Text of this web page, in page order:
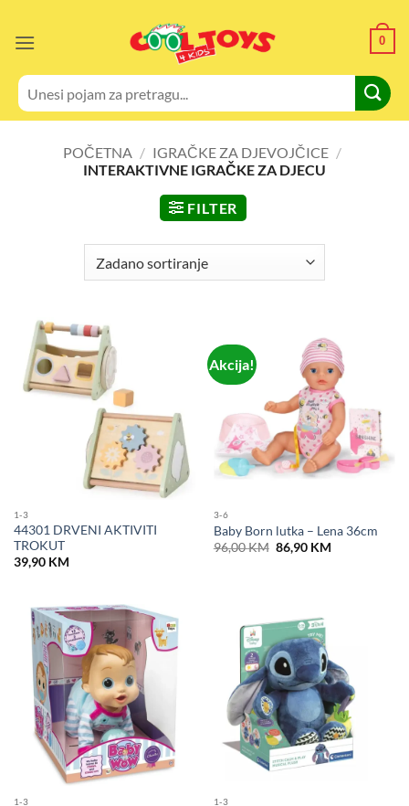
0
Pretraži:
POČETNA / IGRAČKE ZA DJEVOJČICE /
INTERAKTIVNE IGRAČKE ZA DJECU
FILTER
1-3
44301 DRVENI AKTIVITI
TROKUT
39,90 KM
Akcija!
3-6
Baby Born lutka – Lena 36cm
96,00KM Original
price
86,90 KMCurrent
1-3 1-3